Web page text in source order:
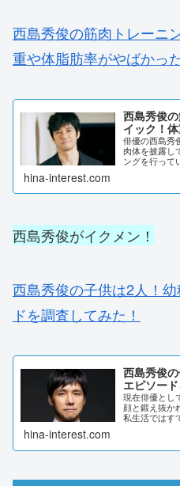
西島秀俊の筋肉トレーニ
重や体脂肪率がやばかっ
西島秀俊
イック！
俳優の西島秀
肉体を披露し
ングを行って
マ...
hina-interest.com
西島秀俊がイクメン！
西島秀俊の子供は2人！
ドを調査してみた！
西島秀俊
エピソー
現在俳優とし
顔と鍛え抜か
私生活ではす
hina-interest.com